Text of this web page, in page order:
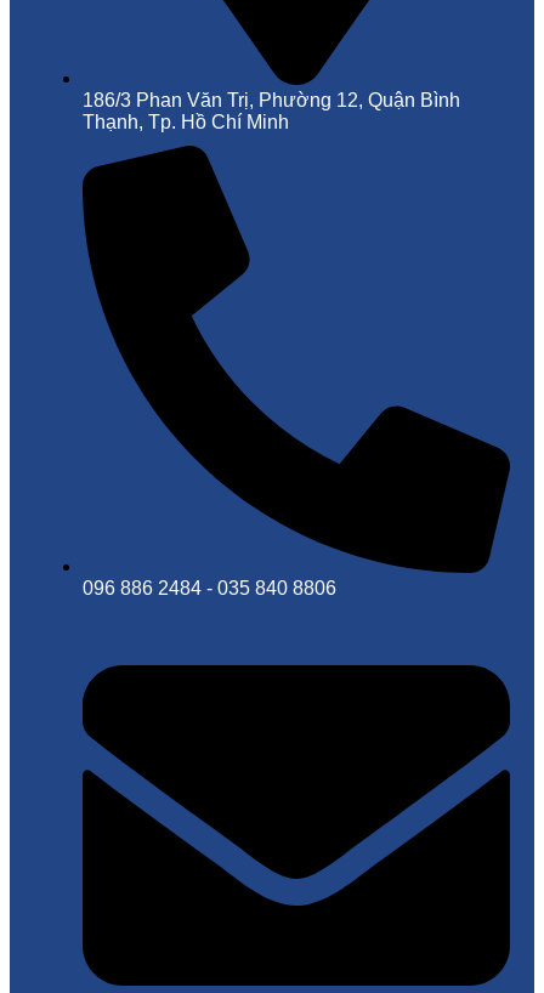
186/3 Phan Văn Trị, Phường 12, Quận Bình
Thạnh, Tp. Hồ Chí Minh
096 886 2484 - 035 840 8806